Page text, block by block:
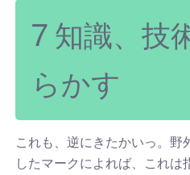
7 知識、技
らかす
これも、逆にきたかいっ。野
したマークによれば、これは